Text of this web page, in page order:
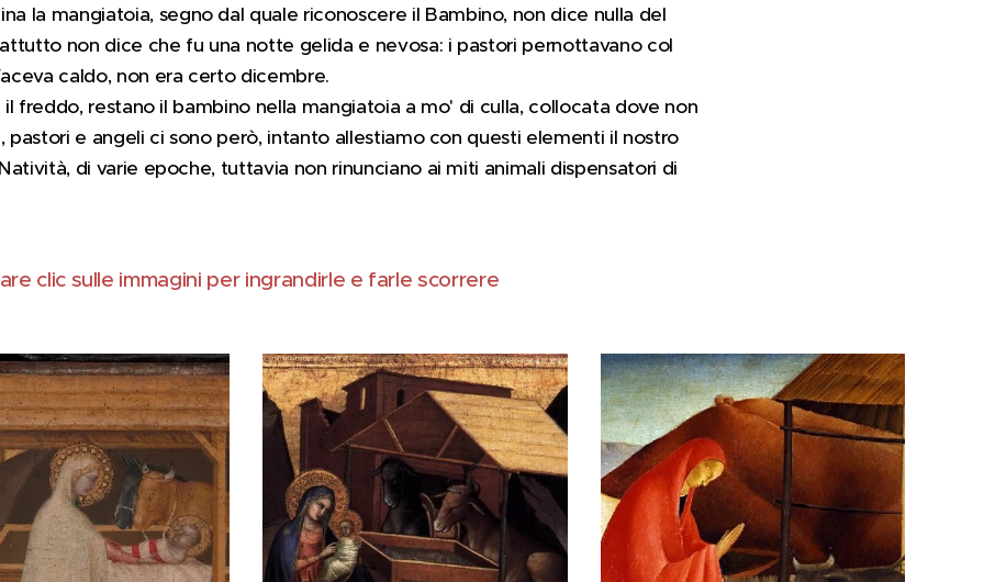
la mangiatoia, segno dal quale riconoscere il Bambino, non dice nulla del
non dice che fu una notte gelida e nevosa: i pastori pernottavano col
caldo, non era certo dicembre.
il freddo, restano il bambino nella mangiatoia a mo' di culla, collocata dove non
pastori e angeli ci sono però, intanto allestiamo con questi elementi il nostro
di varie epoche, tuttavia non rinunciano ai miti animali dispensatori di
clic sulle immagini per ingrandirle e farle scorrere